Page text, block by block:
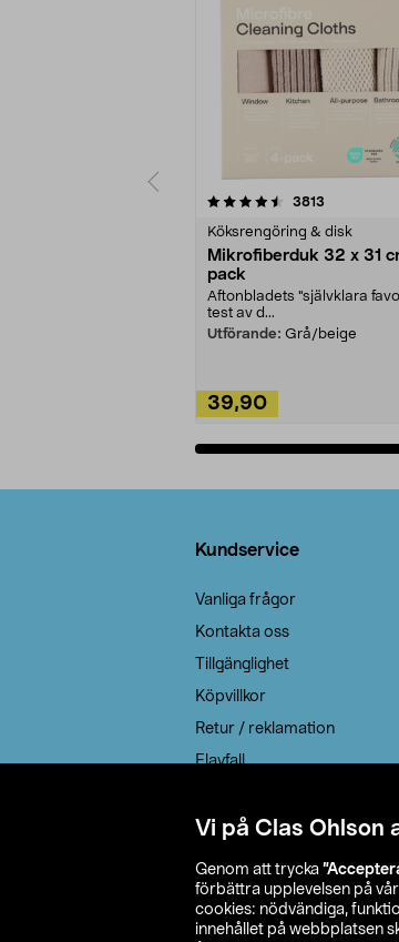
Vi på Clas Ohlson
Genom att trycka
förbättra upplevelsen på
cookies: nödvändiga,
innehållet på webbplatsen
3813
Köksrengöring & disk
Mikrofiberduk 32 x 31
pack
Aftonbladets "självklara
test av d...
Utförande: Grå/beige
39,90
4.0av 5 stjärnor
Kundservice
Vanliga frågor
Kontakta oss
Tillgänglighet
Köpvillkor
Retur / reklamation
Elavfall
Leveransalternativ